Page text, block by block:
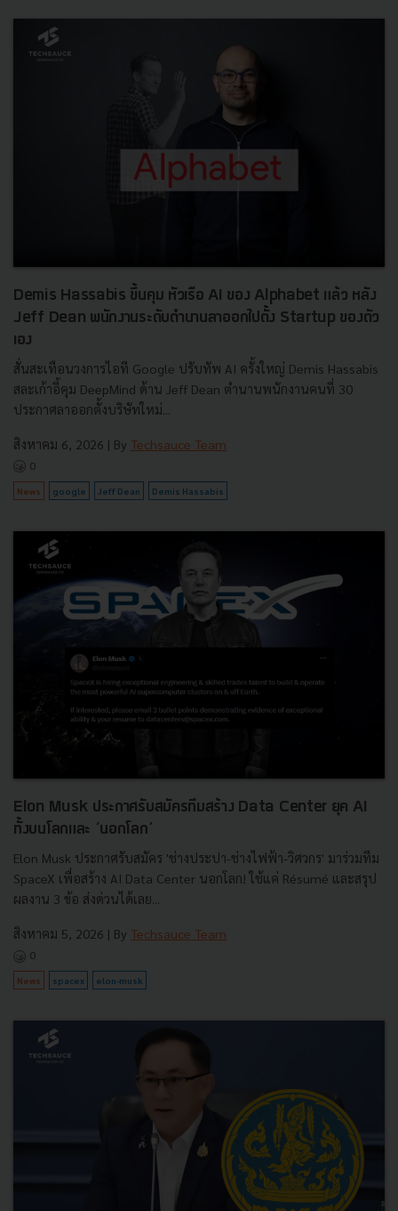
Demis Hassabis ขึ้นคุม หัวเรือ AI ของ Alphabet แล้ว หลัง
Jeff Dean พนักงานระดับตำนานลาออกไปตั้ง Startup ของตัว
เอง
สั่นสะเทือนวงการไอที Google ปรับทัพ AI ครั้งใหญ่ Demis Hassabis
สละเก้าอี้คุม DeepMind ด้าน Jeff Dean ตำนานพนักงานคนที่ 30
ประกาศลาออกตั้งบริษัทใหม่...
สิงหาคม 6, 2026 | By Techsauce Team
0
News google Jeff Dean Demis Hassabis
Elon Musk ประกาศรับสมัครทีมสร้าง Data Center ยุค AI
ทั้งบนโลกและ ‘นอกโลก’
Elon Musk ประกาศรับสมัคร 'ช่างประปา-ช่างไฟฟ้า-วิศวกร' มาร่วมทีม
SpaceX เพื่อสร้าง AI Data Center นอกโลก! ใช้แค่ Résumé และสรุป
ผลงาน 3 ข้อ ส่งด่วนได้เลย...
สิงหาคม 5, 2026 | By Techsauce Team
0
News spacex elon-musk